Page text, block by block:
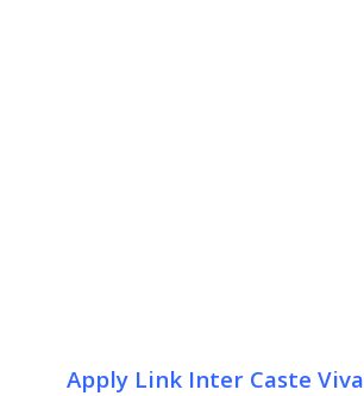
Apply Link Inter Caste